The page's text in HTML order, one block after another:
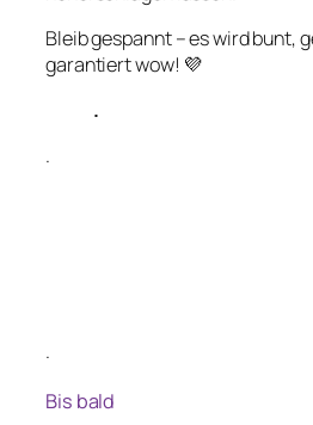
Bleib gespannt – es wird bunt,
garantiert wow! 💜
.
.
.
Bis bald